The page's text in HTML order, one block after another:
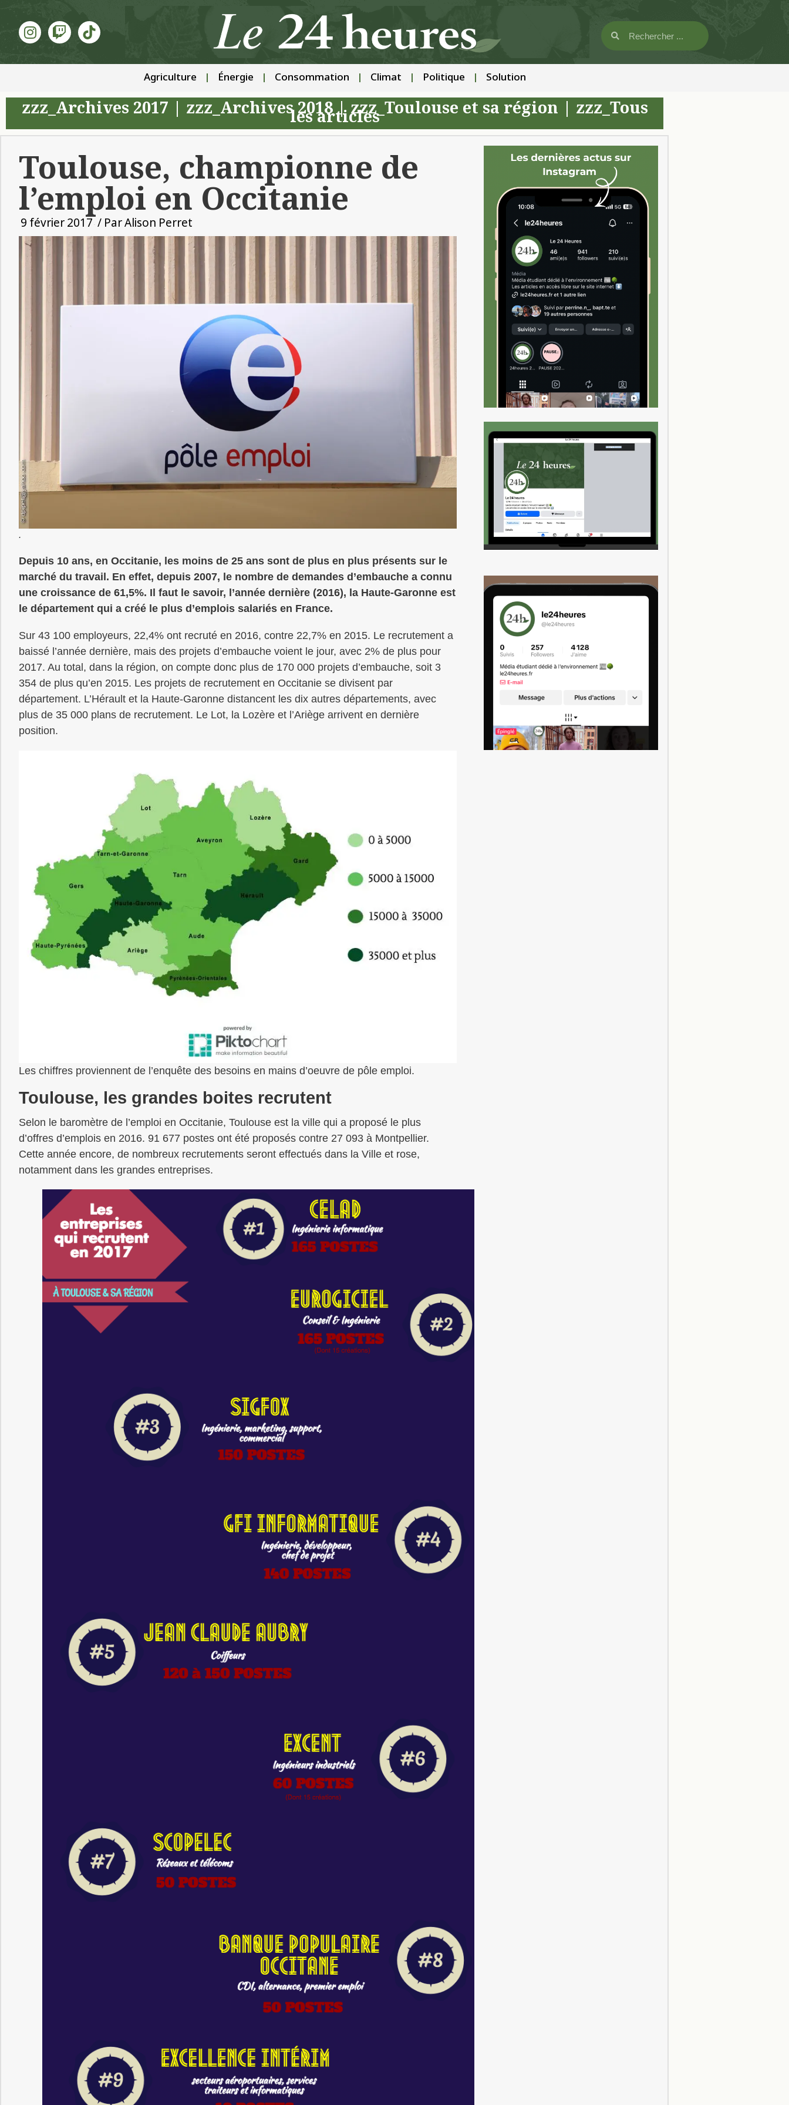
Agriculture Énergie Consommation Climat Politique Solution
zzz_Archives 2017 zzz_Archives 2018| zzz_Toulouse et sa région zzz_Tous
les articles
Toulouse, championne de
l’emploi en Occitanie
9 février 2017 / ParAlison Perret
.
Depuis 10 ans, en Occitanie, les moins de 25 ans sont de plus en plus présents sur le
marché du travail. En effet, depuis 2007, le nombre de demandes d’embauche a connu
une croissance de 61,5%. Il faut le savoir, l’année dernière (2016), la Haute-Garonne est
le département qui a créé le plus d’emplois salariés en France.
Sur 43 100 employeurs, 22,4% ont recruté en 2016, contre 22,7% en 2015. Le recrutement a
baissé l’année dernière, mais des projets d’embauche voient le jour, avec 2% de plus pour
2017. Au total, dans la région, on compte donc plus de 170 000 projets d’embauche, soit 3
354 de plus qu’en 2015. Les projets de recrutement en Occitanie se divisent par
département. L’Hérault et la Haute-Garonne distancent les dix autres départements, avec
plus de 35 000 plans de recrutement. Le Lot, la Lozère et l’Ariège arrivent en dernière
position.
Les chiffres proviennent de l’enquête des besoins en mains d’oeuvre de pôle emploi.
Toulouse, les grandes boites recrutent
Selon le baromètre de l’emploi en Occitanie, Toulouse est la ville qui a proposé le plus
d’offres d’emplois en 2016. 91 677 postes ont été proposés contre 27 093 à Montpellier.
Cette année encore, de nombreux recrutements seront effectués dans la Ville et rose,
notamment dans les grandes entreprises.